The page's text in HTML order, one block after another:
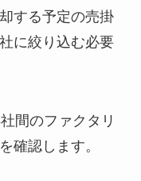
する予定の売掛
に絞り込む必要
間のファクタリ
確認します。